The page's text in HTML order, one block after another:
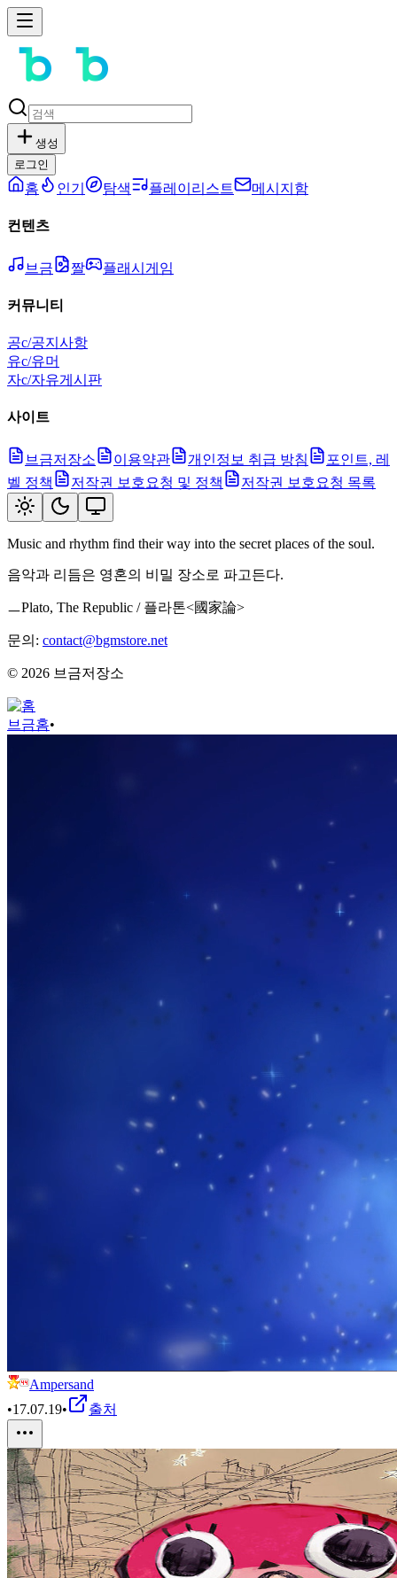
생성
로그인
홈 인기 탐색 플레이리스트 메시지함
컨텐츠
브금 짤 플래시게임
커뮤니티
공c/공지사항
유c/유머
자c/자유게시판
사이트
브금저장소 이용약관 개인정보 취급 방침
포인트, 레
벨 정책
저작권 보호요청 및 정책 저작권 보호요청 목록
Music and rhythm find their way into the secret places of the soul.
음악과 리듬은 영혼의 비밀 장소로 파고든다.
ㅡPlato, The Republic / 플라톤<國家論>
문의: contact@bgmstore.net
© 2026 브금저장소
브금홈•
Ampersand
•17.07.19• 출처